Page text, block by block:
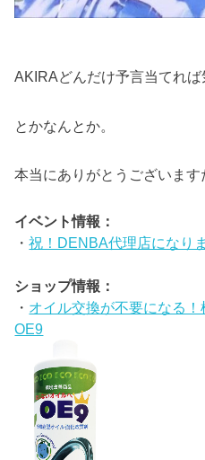
AKIRAどんだけ予言当てれば
とかなんとか。
本当にありがとうございます
イベント情報：
・祝！DENBA代理店になり
ショップ情報：
・ オイル交換が不要になる
OE9